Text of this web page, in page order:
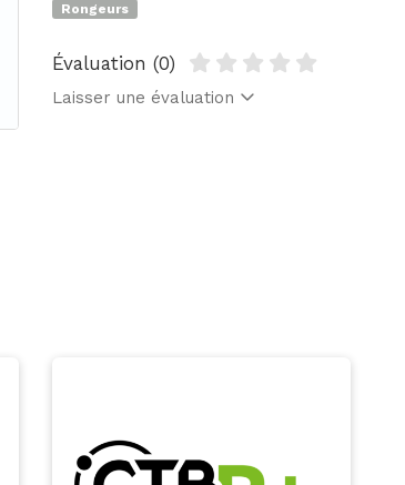
Rongeurs
Évaluation (0)
Laisser une évaluation